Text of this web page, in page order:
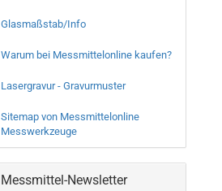
Glasmaßstab/Info
Warum bei Messmittelonline kaufen?
Lasergravur - Gravurmuster
Sitemap von Messmittelonline
Messwerkzeuge
Messmittel-Newsletter